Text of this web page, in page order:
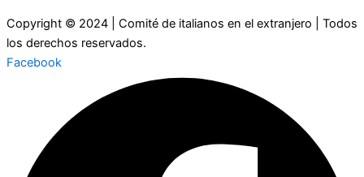
Copyright © 2024 | Comité de italianos en el extranjero | Todos
los derechos reservados.
Facebook